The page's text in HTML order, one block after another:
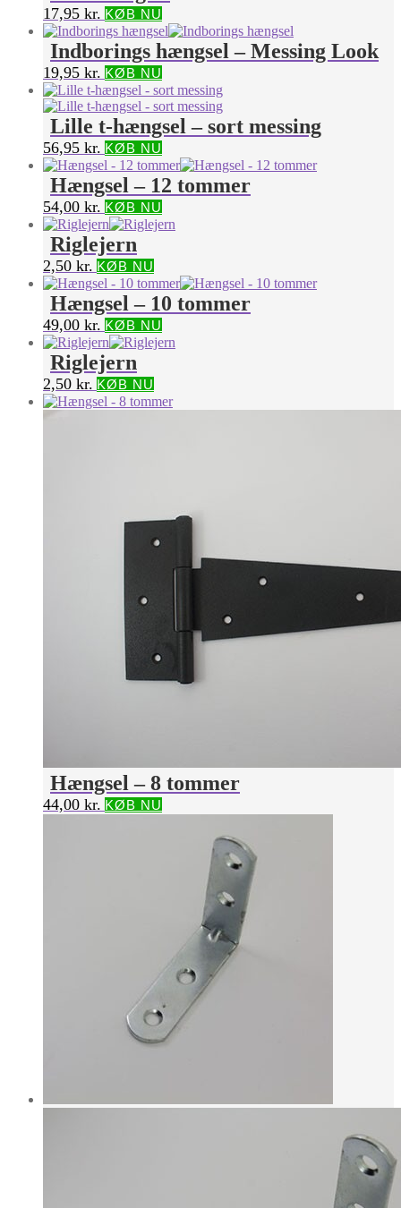
17,95 kr. KØB NU
Indborings hængsel – Messing Look
19,95 kr. KØB NU
Lille t-hængsel – sort messing
56,95 kr. KØB NU
Hængsel – 12 tommer
54,00 kr. KØB NU
Riglejern
2,50 kr. KØB NU
Hængsel – 10 tommer
49,00 kr. KØB NU
Riglejern
2,50 kr. KØB NU
Hængsel – 8 tommer
44,00 kr. KØB NU